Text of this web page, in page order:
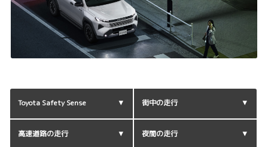
Toyota Safety Sense 街中の走行
高速道路の走行 夜間の走行